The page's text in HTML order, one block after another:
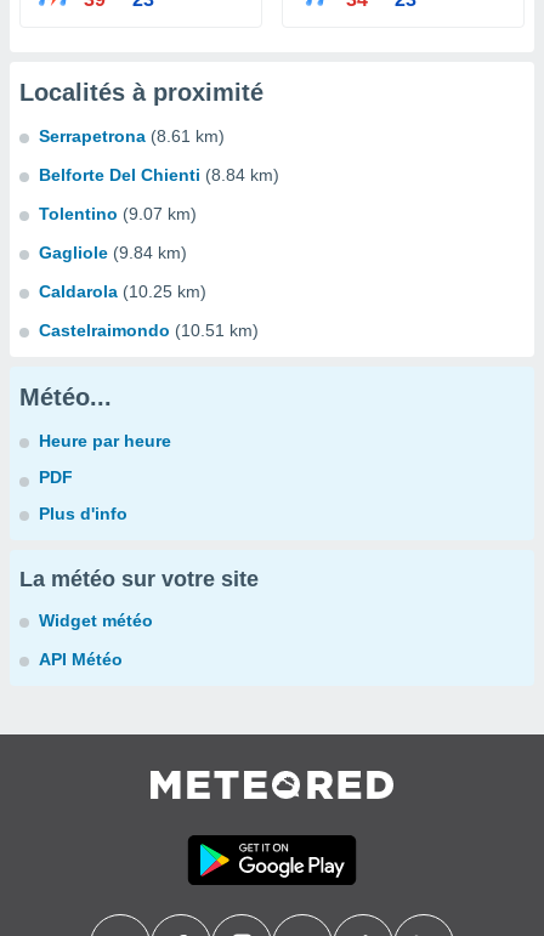
Localités à proximité
Serrapetrona (8.61 km)
Belforte Del Chienti (8.84 km)
Tolentino (9.07 km)
Gagliole (9.84 km)
Caldarola (10.25 km)
Castelraimondo (10.51 km)
Météo...
Heure par heure
PDF
Plus d'info
La météo sur votre site
Widget météo
API Météo